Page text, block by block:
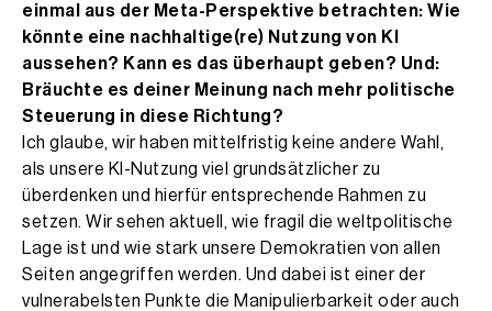
einmal aus der Meta-Perspektive betrachten: Wie
könnte eine nachhaltige(re) Nutzung von KI
aussehen? Kann es das überhaupt geben? Und:
Bräuchte es deiner Meinung nach mehr politische
Steuerung in diese Richtung?
Ich glaube, wir haben mittelfristig keine andere Wahl,
als unsere KI-Nutzung viel grundsätzlicher zu
überdenken und hierfür entsprechende Rahmen zu
setzen. Wir sehen aktuell, wie fragil die weltpolitische
Lage ist und wie stark unsere Demokratien von allen
Seiten angegriffen werden. Und dabei ist einer der
vulnerabelsten Punkte die Manipulierbarkeit oder auch